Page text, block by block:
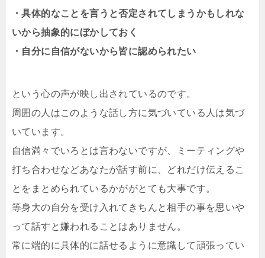
・具体的なことを言うと否定されてしまうかもしれな
いから抽象的にぼかしておく
・自分に自信がないから皆に認められたい
という心の声が映し出されているのです。
周囲の人はこのような話し方に気づいている人は気づ
いています。
自信満々でいろとは言わないですが、ミーティングや
打ち合わせなどあなたが話す前に、どれだけ伝えるこ
とをまとめられているかががとても大事です。
等身大の自分を受け入れてきちんと相手の事を思いや
って話すと嫌われることはありません。
常に端的に具体的に話せるように意識して頑張ってい